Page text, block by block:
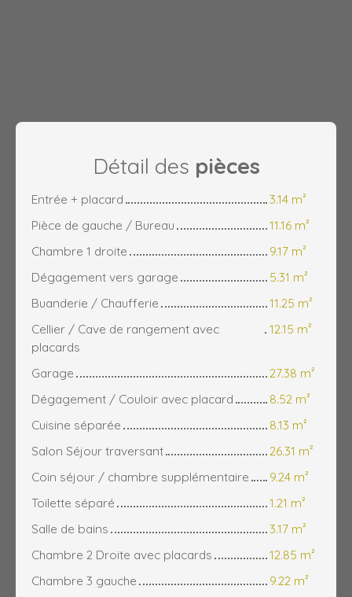
Détail des pièces
Entrée + placard
3.14 m²
Pièce de gauche / Bureau
11.16 m²
Chambre 1 droite
9.17 m²
Dégagement vers garage
5.31 m²
Buanderie / Chaufferie
11.25 m²
Cellier / Cave de rangement avec
placards
12.15 m²
Garage
27.38 m²
Dégagement / Couloir avec placard
8.52 m²
Cuisine séparée
8.13 m²
Salon Séjour traversant
26.31 m²
Coin séjour / chambre supplémentaire
9.24 m²
Toilette séparé
1.21 m²
Salle de bains
3.17 m²
Chambre 2 Droite avec placards
12.85 m²
Chambre 3 gauche
9.22 m²